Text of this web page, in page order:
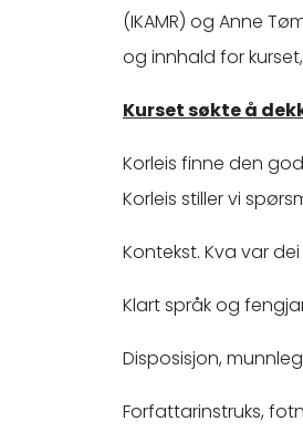
(IKAMR) og Anne
og innhald for
Kurset søkte å
Korleis finne den
Korleis stiller vi
Kontekst. Kva var
Klart språk og
Disposisjon,
Forfattarinstruks,